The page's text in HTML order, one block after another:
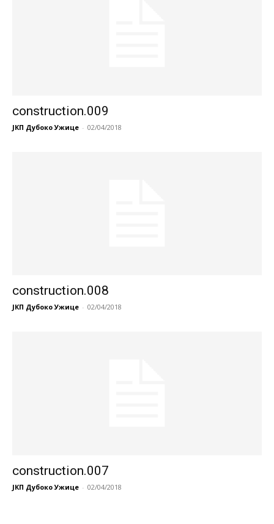
construction.009
ЈКП Дубоко Ужице - 02/04/2018
construction.008
ЈКП Дубоко Ужице - 02/04/2018
construction.007
ЈКП Дубоко Ужице - 02/04/2018